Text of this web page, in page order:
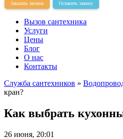
Заказать звонок Оставить заявку
Вызов сантехника
Услуги
Цены
Блог
О нас
Контакты
Служба сантехников »
кран?
Как выбрать
26 июня, 20:01